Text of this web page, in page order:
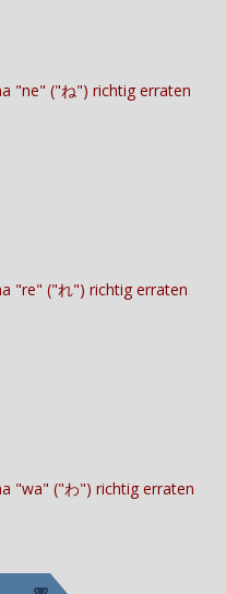
"ne" ("ね") richtig erraten
"re" ("れ") richtig erraten
"wa" ("わ") richtig erraten